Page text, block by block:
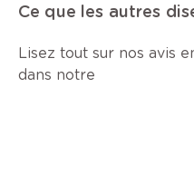
Ce que les autres
Lisez tout sur nos avis
dans notre